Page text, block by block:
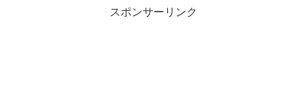
スポンサーリンク